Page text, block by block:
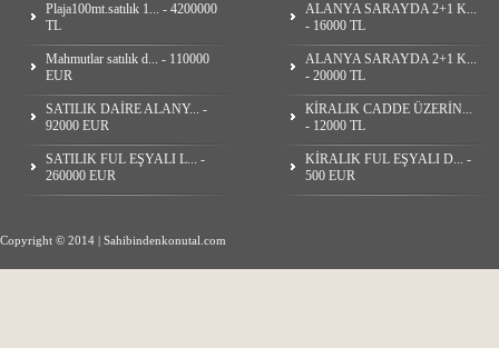
Plaja100mt.satılık 1... - 4200000
TL
Mahmutlar satılık d... - 110000
EUR
SATILIK DAİRE ALANY... -
92000 EUR
SATILIK FUL EŞYALI L... -
260000 EUR
ALANYA SARAYDA 2+1 K...
- 16000 TL
ALANYA SARAYDA 2+1 K...
- 20000 TL
КİRALIK CADDE ÜZERİN...
- 12000 TL
KİRALIK FUL EŞYALI D... -
500 EUR
Copyright © 2014 | Sahibindenkonutal.com